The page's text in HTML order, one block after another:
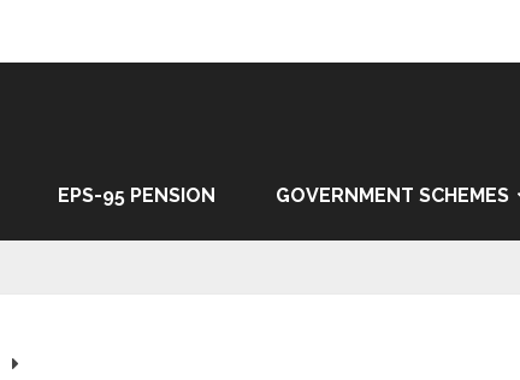
EPS-95 PENSION GOVERNMENT SCHEMES